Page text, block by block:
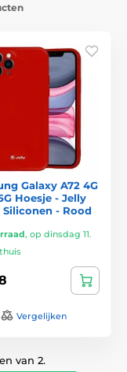
Galaxy A72 4G
Hoesje - Jelly
Siliconen - Rood
, op dinsdag 11.
Vergelijken
van 2.